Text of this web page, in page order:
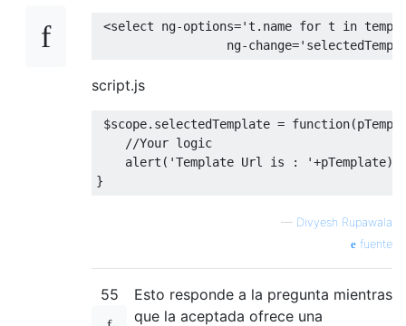
<select ng-options='t.name for t in
ng-change=
script.js
$scope. selectedTemplate = function(
//Your logic
    alert
( 'Template Url is : '+pTemplate);
}
— Divyesh Rupawala
fuente
55
Esto responde a la pregunta mientras
que la aceptada ofrece una